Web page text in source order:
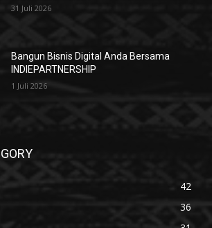
31 Juli 2026
Bangun Bisnis Digital Anda Bersama
INDIEPARTNERSHIP
1 Juli 2026
42
36